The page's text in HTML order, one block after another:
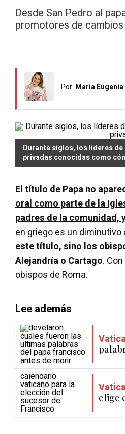
Desde San Pedro al
promotores de cambios
Por Maria
Durante siglos, los líderes
privadas conocidas como
El título de Papa no
oral comoparte de la
padres de la comunidad,
en griego es un diminutivo
este título, sino los
Alejandría o Cartago.
obispos de Roma.
Lee además
elige